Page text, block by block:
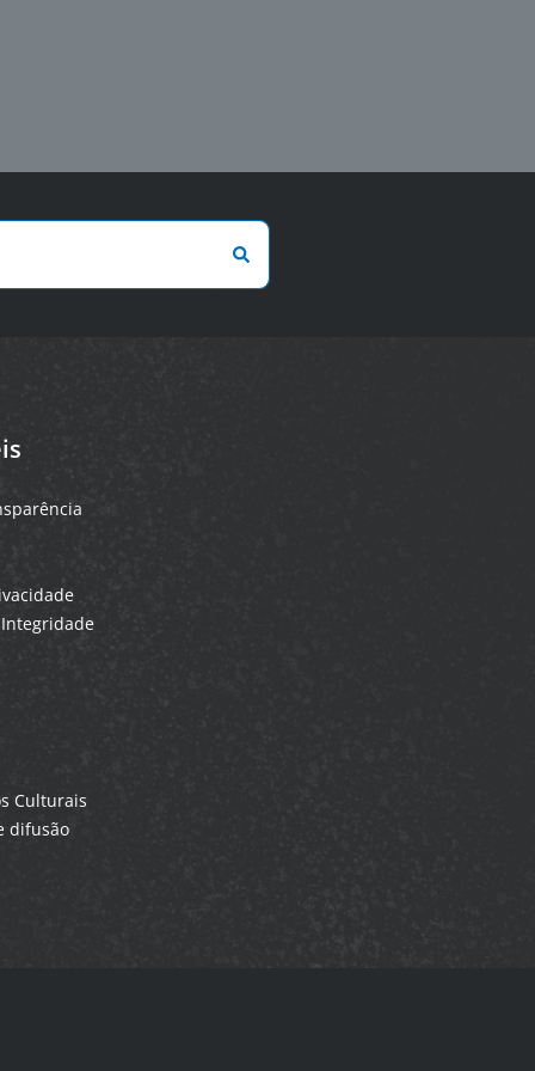
Culturais
difusão